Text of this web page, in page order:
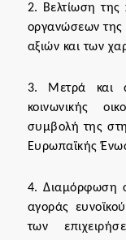
2. Βελτίωση της
οργανώσεων της
αξιών και των
3. Μετρά και
κοινωνικής
συμβολή της
Ευρωπαϊκής
4. Διαμόρφωση
αγοράς
των